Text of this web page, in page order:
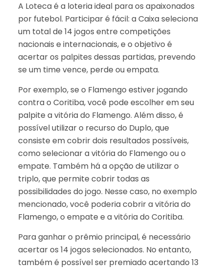
A Loteca é a loteria ideal para os apaixonados
por futebol. Participar é fácil: a Caixa seleciona
um total de 14 jogos entre competições
nacionais e internacionais, e o objetivo é
acertar os palpites dessas partidas, prevendo
se um time vence, perde ou empata.
Por exemplo, se o Flamengo estiver jogando
contra o Coritiba, você pode escolher em seu
palpite a vitória do Flamengo. Além disso, é
possível utilizar o recurso do Duplo, que
consiste em cobrir dois resultados possíveis,
como selecionar a vitória do Flamengo ou o
empate. Também há a opção de utilizar o
triplo, que permite cobrir todas as
possibilidades do jogo. Nesse caso, no exemplo
mencionado, você poderia cobrir a vitória do
Flamengo, o empate e a vitória do Coritiba.
Para ganhar o prêmio principal, é necessário
acertar os 14 jogos selecionados. No entanto,
também é possível ser premiado acertando 13